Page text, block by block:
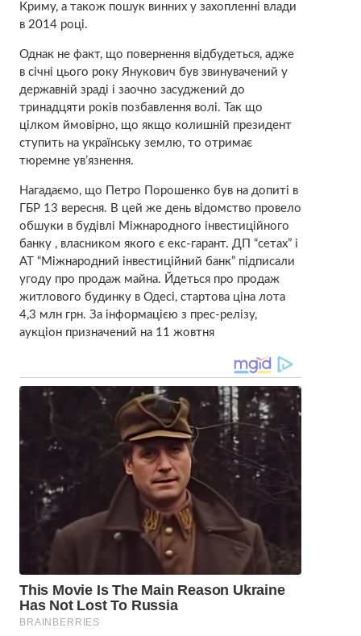
Криму, а також пошук винних у захопленні влади
в 2014 році.
Однак не факт, що повернення відбудеться, адже
в січні цього року Янукович був звинувачений у
державній зраді і заочно засуджений до
тринадцяти років позбавлення волі. Так що
цілком ймовірно, що якщо колишній президент
ступить на українську землю, то отримає
тюремне ув’язнення.
Нагадаємо, що Петро Порошенко був на допиті в
ГБР 13 вересня. В цей же день відомство провело
обшуки в будівлі Міжнародного інвестиційного
банку , власником якого є екс-гарант. ДП “сетах” і
АТ “Міжнародний інвестиційний банк” підписали
угоду про продаж майна. Йдеться про продаж
житлового будинку в Одесі, стартова ціна лота
4,3 млн грн. За інформацією з прес-релізу,
аукціон призначений на 11 жовтня